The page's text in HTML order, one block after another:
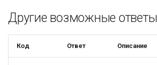
Другие возможные ответы
Код Ответ Описание